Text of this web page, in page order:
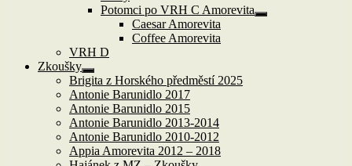
Potomci po VRH C Amorevita
Zobrazit
Caesar Amorevita
Coffee Amorevita
VRH D
Zkoušky
Zobrazit
podřazené
položky
Brigita z Horského předměstí 2025
Antonie Barunidlo 2017
Antonie Barunidlo 2015
Antonie Barunidlo 2013-2014
Antonie Barunidlo 2010-2012
Appia Amorevita 2012 – 2018